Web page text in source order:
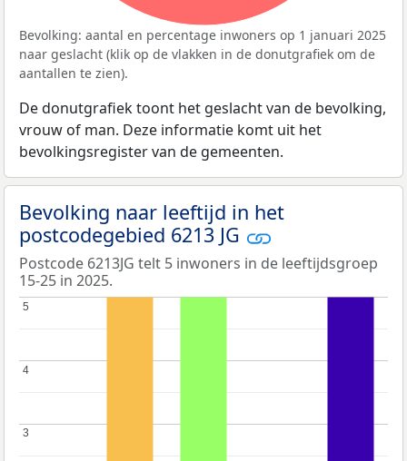
Bevolking: aantal en percentage inwoners op 1 januari 2025
naar geslacht (klik op de vlakken in de donutgrafiek om de
aantallen te zien).
De donutgrafiek toont het geslacht van de bevolking,
vrouw of man. Deze informatie komt uit het
bevolkingsregister van de gemeenten.
Bevolking naar leeftijd in het
postcodegebied 6213 JG
Postcode 6213JG telt 5 inwoners in de leeftijdsgroep
15-25 in 2025.
3
3
4
4
5
5